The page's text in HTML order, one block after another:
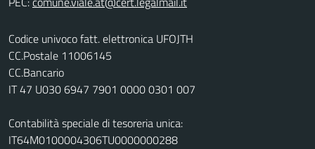
Codice univoco fatt. elettronica UFOJTH
CC.Postale 11006145
CC.Bancario
IT 47 U030 6947 7901 0000 0301 007
Contabilità speciale di tesoreria unica:
IT64M0100004306TU0000000288